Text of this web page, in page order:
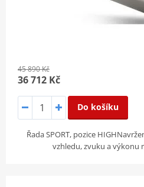
45 890 Kč
36 712 Kč
Do košíku
Řada SPORT, pozice
vzhledu, zvuku a výkonu